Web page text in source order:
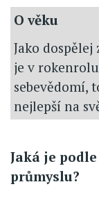
O věku
Jako
je v
sebevědomí,
nejlepší na
Jaká je
průmyslu?